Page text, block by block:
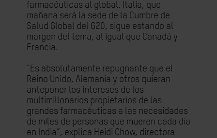
farmacéuticas al global. Italia, que
mañana será la sede de la Cumbre de
Salud Global del G20, sigue estando al
margen del tema, al igual que Canadá y
Francia.
“Es absolutamente repugnante que el
Reino Unido, Alemania y otros quieran
anteponer los intereses de los
multimillonarios propietarios de las
grandes farmacéuticas a las necesidades
de miles de personas que mueren cada día
en India”, explica Heidi Chow, directora